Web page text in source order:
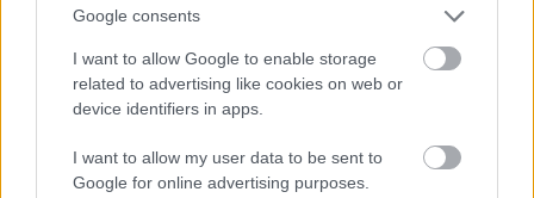
Google consents
I want to allow Google to enable storage
related to advertising like cookies on web or
device identifiers in apps.
I want to allow my user data to be sent to
Google for online advertising purposes.